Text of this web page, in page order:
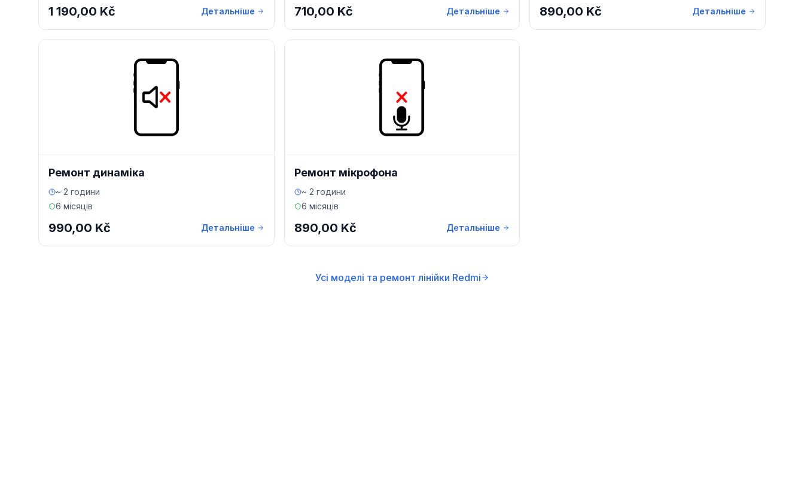
1 190,00 Kč Детальніше 710,00 Kč Детальніше 890,00 Kč Детальніше
Ремонт динаміка
~ 2 години
6 місяців
990,00 Kč Детальніше
Ремонт мікрофона
~ 2 години
6 місяців
890,00 Kč Детальніше
Усі моделі та ремонт лінійки Redmi